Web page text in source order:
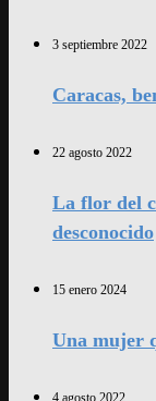
3 septiembre 2022
Caracas,
22 agosto 2022
La flor del
desconocido
15 enero 2024
Una mujer
4 agosto 2022